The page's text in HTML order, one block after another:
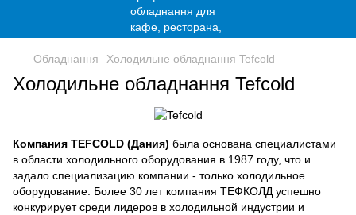
Обладнання Холодильне обладнання Tefcold
Холодильне обладнання Tefcold
Компания TEFCOLD (Дания) была основана специалистами
в области холодильного оборудования в 1987 году, что и
задало специализацию компании - только холодильное
оборудование. Более 30 лет компания ТЕФКОЛД успешно
конкурирует среди лидеров в холодильной индустрии и